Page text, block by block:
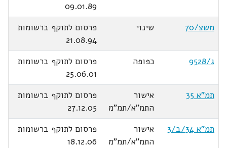
09.01.89
משצ/70
שינוי
פרסום לתוקף ברשומות
21.08.94
ג/9528
כפופה
פרסום לתוקף ברשומות
25.06.01
תמ"א 35
אישור
התמ"א/תמ"מ
פרסום לתוקף ברשומות
27.12.05
תמ"א 34/ב/3
אישור
התמ"א/תמ"מ
פרסום לתוקף ברשומות
18.12.06